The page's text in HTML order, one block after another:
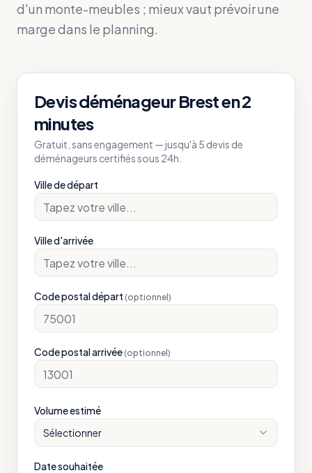
d'un monte-meubles ; mieux vaut prévoir une
marge dans le planning.
Devis déménageurBresten 2
minutes
Gratuit, sans engagement — jusqu'à 5 devis de
déménageurs certifiés sous 24h.
Ville de départ
Ville d'arrivée
Code postal départ (optionnel)
Code postal arrivée (optionnel)
Volume estimé
Sélectionner
Date souhaitée